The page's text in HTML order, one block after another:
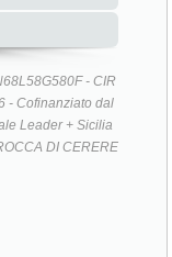
- CIR
- Cofinanziato dal
Leader + Sicilia
DI CERERE